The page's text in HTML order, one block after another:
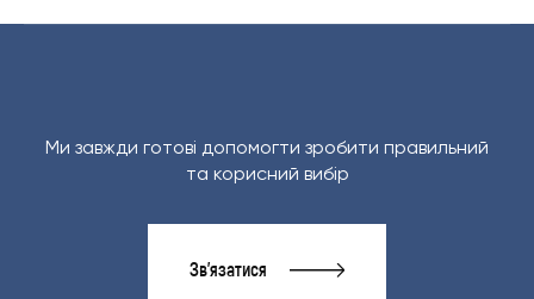
Ми завжди готові допомогти зробити правильний
та корисний вибір
Зв'язатися